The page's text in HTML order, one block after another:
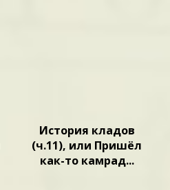
История кладов
(ч.11), или Пришёл
как-то камрад...